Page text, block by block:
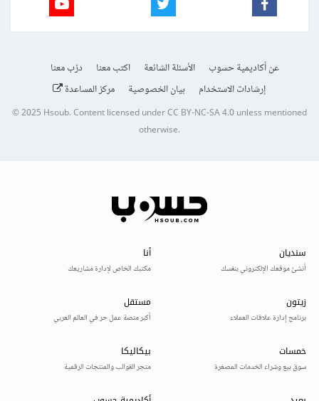
عن أكاديمية حسوب الأسئلة الشائعة اكتب معنا
درّب معنا
إرشادات الاستخدام
بيان الخصوصية مركز المساعدة
© 2025Hsoub.Content licensed underCC BY-NC-SA 4.0unless mentioned
otherwise.